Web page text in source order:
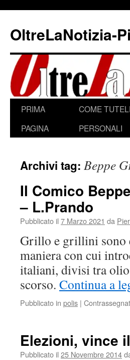
contenuto
OltreLaNotizia-
PRIMA
PAGINA
COME
PERSONALI
Archivi tag: Beppe
Il Comico
– L.Prando
Pubblicato il 7 Marzo 2021 da
Grillo e grillini sono
maniera con cui
italiani, divisi tra
scorso. Continua a
Pubblicato in polis |
Elezioni, vince
Pubblicato il 25 Novembre 2014